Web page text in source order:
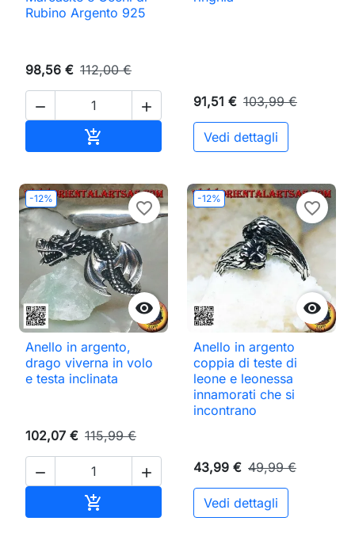
Rubino Argento 925
98,56 € 112,00 €
 
 Aggiungi al carrello
91,51 € 103,99 €
Vedi dettagli
-12%

favorite_border
Anello in argento,
drago viverna in volo
e testa inclinata
102,07 € 115,99 €
 
 Aggiungi al carrello
-12%

favorite_border
Anello in argento
coppia di teste di
leone e leonessa
innamorati che si
incontrano
43,99 € 49,99 €
Vedi dettagli